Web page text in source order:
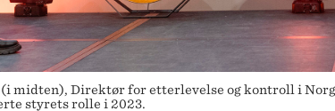
midten), Direktør for etterlevelse og kontroll i
styrets rolle i 2023.